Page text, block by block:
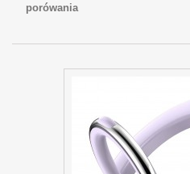
porówania